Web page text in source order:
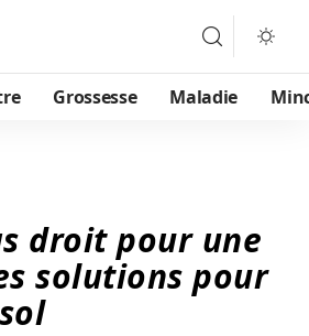
Grossesse Maladie
droit pour une
solutions pour